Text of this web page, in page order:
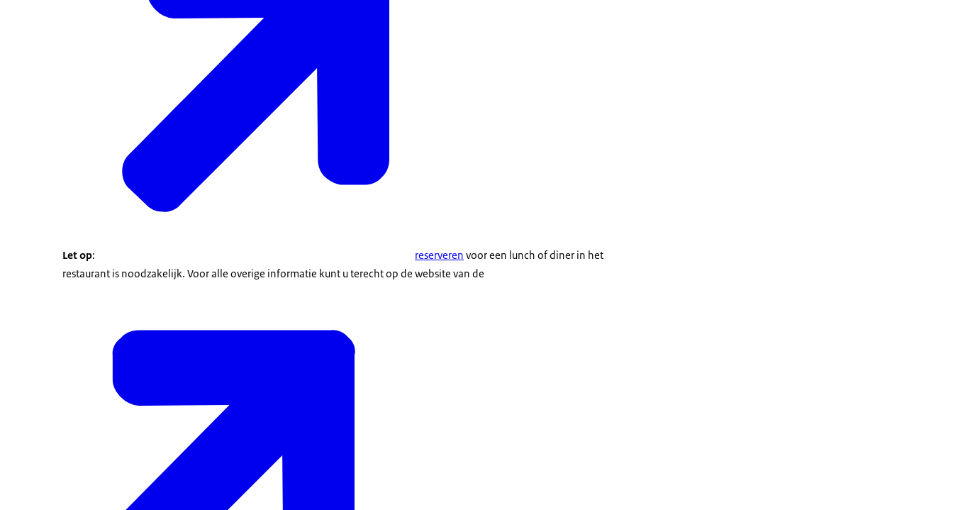
Let op: reserveren voor een lunch of diner in het
restaurant is noodzakelijk. Voor alle overige informatie kunt u terecht op de website van de